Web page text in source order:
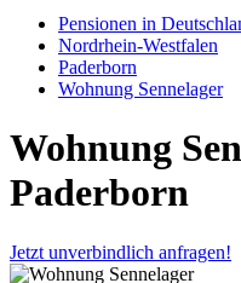
Pensionen in
Nordrhein-Westfalen
Paderborn
Wohnung Sennelager
Wohnung
Paderborn
Jetzt unverbindlich anfragen!